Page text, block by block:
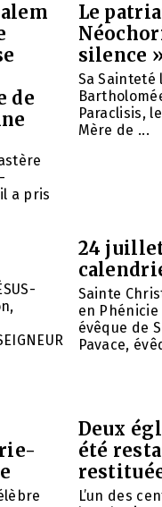
de
a pris
Le
silence
Sa
Paraclisis,
Mère de ...
24
Sainte
en
évêque de
Pavace,
Deux
été
L’un des